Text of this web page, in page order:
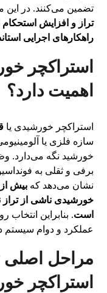
تضمین می‌کنند. در این
تراز و افزایش
راهکارهای اجرایی
استراکچر
اهمیت دارد؟
استراکچر خورشیدی یا
سازه فلزی یا
خورشید نگه می‌دارد.
برفی و ثقلی به
نشان می‌دهد که
خورشیدی ناشی از تراز
است. بنابراین
عملکرد و دوام سیستم
مراحل اصلی
استراکچر